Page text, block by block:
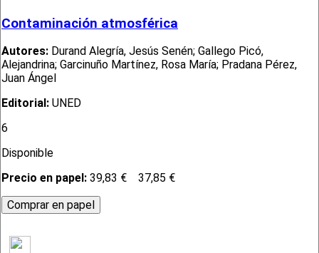
Contaminación atmosférica
Autores: Durand Alegría, Jesús Senén; Gallego Picó,
Alejandrina; Garcinuño Martínez, Rosa María; Pradana Pérez,
Juan Ángel
Editorial: UNED
6
Disponible
Precio en papel: 39,83 € 37,85 €